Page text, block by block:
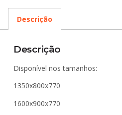
Descrição
Descrição
Disponível nos tamanhos:
1350x800x770
1600x900x770